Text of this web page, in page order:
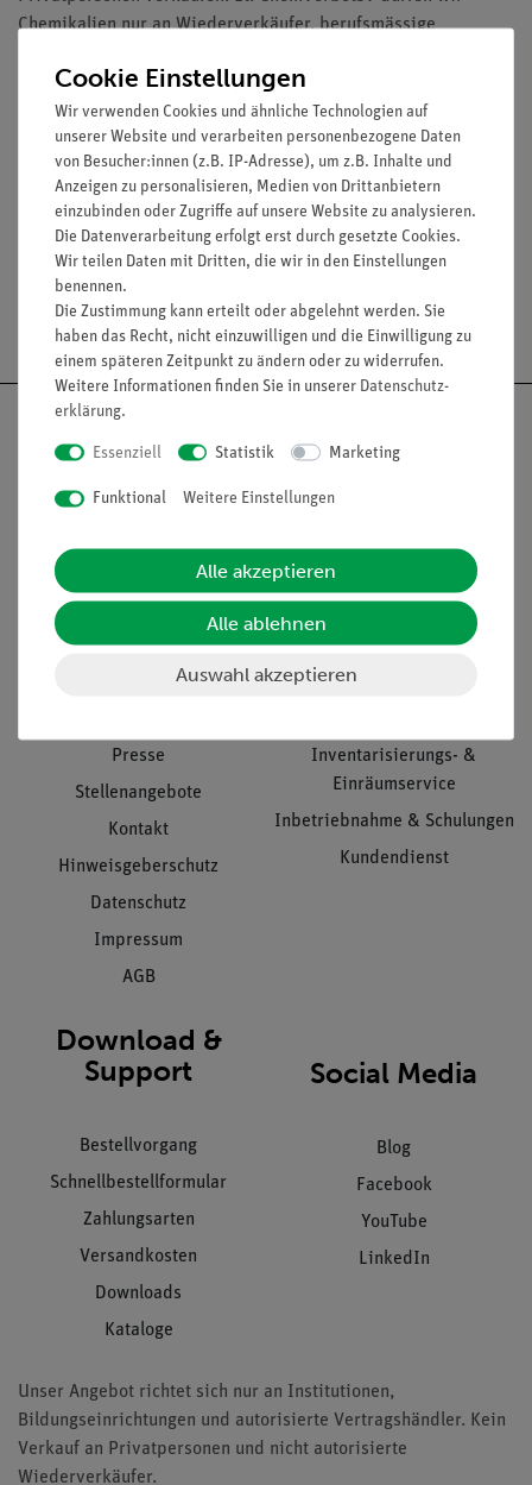
Chemikalien nur an Wiederverkäufer, berufsmässige
Lehranstalten abgeben.
Media / Downloads
Versandkostenfrei ab 300,- €
Nach oben
Informationen
Unternehmen
Presse
Stellenangebote
Kontakt
Hinweisgeberschutz
Datenschutz
Impressum
AGB
Service
Übersicht Service
Inventarisierungs- &
Einräumservice
Inbetriebnahme & Schulungen
Kundendienst
Download &
Support
Bestellvorgang
Schnellbestellformular
Zahlungsarten
Versandkosten
Downloads
Kataloge
Social Media
Blog
Facebook
YouTube
LinkedIn
Unser Angebot richtet sich nur an Institutionen,
Bildungseinrichtungen und autorisierte Vertragshändler. Kein
Verkauf an Privatpersonen und nicht autorisierte
Wiederverkäufer.
Cookie Einstellungen
Wir verwenden Cookies und ähnliche Technologien auf
unserer Website und verarbeiten personenbezogene Daten
von Besucher:innen (z.B. IP-Adresse), um z.B. Inhalte und
Anzeigen zu personalisieren, Medien von Drittanbietern
einzubinden oder Zugriffe auf unsere Website zu analysieren.
Die Datenverarbeitung erfolgt erst durch gesetzte Cookies.
Wir teilen Daten mit Dritten, die wir in den Einstellungen
benennen.
Die Zustimmung kann erteilt oder abgelehnt werden. Sie
haben das Recht, nicht einzuwilligen und die Einwilligung zu
einem späteren Zeitpunkt zu ändern oder zu widerrufen.
Weitere Informationen finden Sie in unserer Daten­schutz­
erklärung.
Essenziell Statistik Marketing
Funktional Weitere Einstellungen
Alle akzeptieren
Alle ablehnen
Auswahl akzeptieren